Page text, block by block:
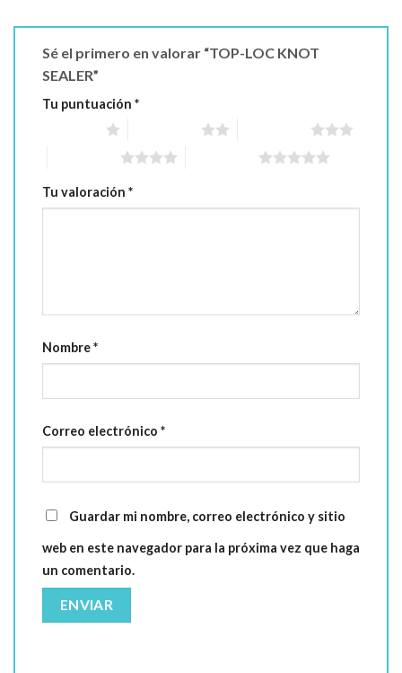
Sé el primero en valorar “TOP-LOC KNOT
SEALER”
Tu puntuación *
Tu valoración *
Nombre*
Correo electrónico *
Guardar mi nombre, correo electrónico y sitio
web en este navegador para la próxima vez que haga
un comentario.